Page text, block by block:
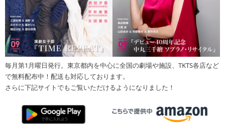
毎月第1月曜日発行。東京都内を中心に全国の劇場や施設、TKTS各店など
で無料配布中！配送も対応しております。
さらに下記サイトでもご覧いただけるようになりました！